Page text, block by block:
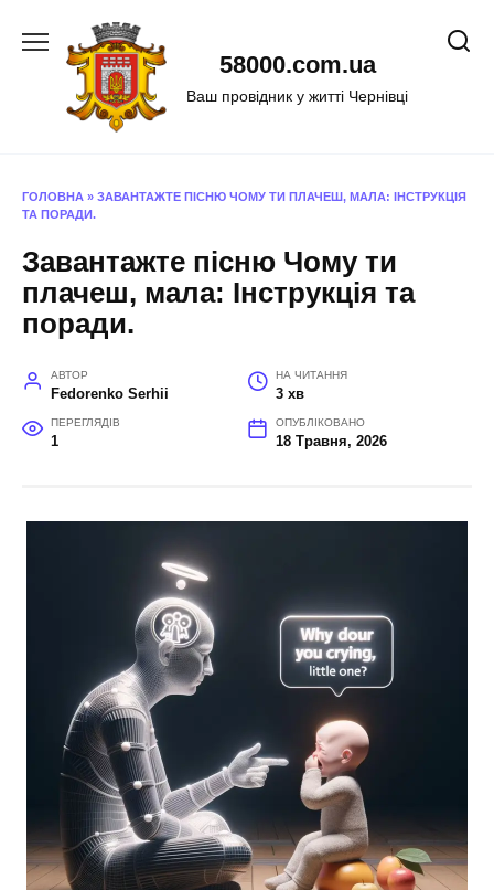
58000.com.ua
Ваш провідник у житті Чернівці
ГОЛОВНА » ЗАВАНТАЖТЕ ПІСНЮ ЧОМУ ТИ ПЛАЧЕШ, МАЛА: ІНСТРУКЦІЯ
ТА ПОРАДИ.
Завантажте пісню Чому ти
плачеш, мала: Інструкція та
поради.
АВТОР
Fedorenko Serhii
НА ЧИТАННЯ
3 хв
ПЕРЕГЛЯДІВ
1
ОПУБЛІКОВАНО
18 Травня, 2026